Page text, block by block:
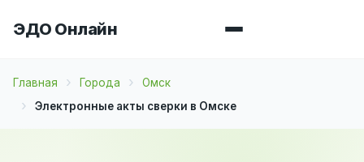
ЭДО Онлайн
Главная Города
Омск
Электронные акты сверки в Омске